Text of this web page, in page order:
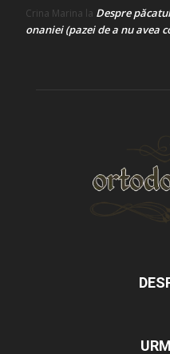
Crina Marina la Despre
onaniei (pazei de a nu avea